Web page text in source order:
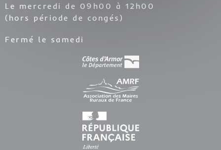
Le mercredi de 09h00 à 12h00
(hors période de congés)
Fermé le samedi